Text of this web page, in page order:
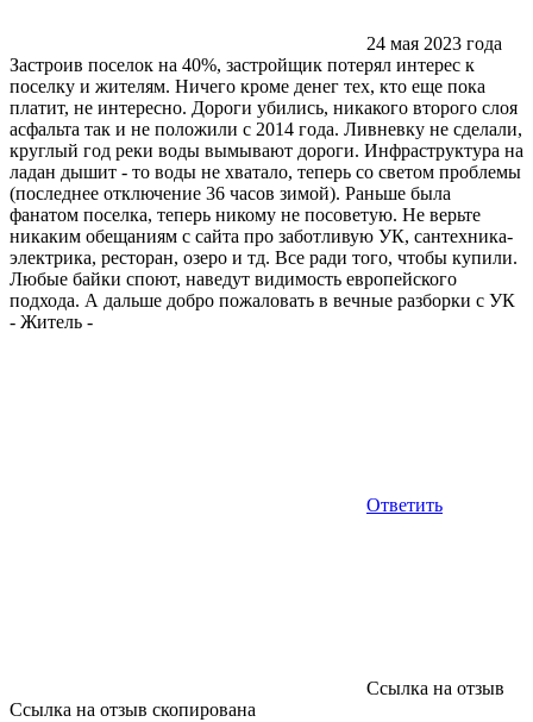
24 мая 2023 года
Застроив поселок на 40%, застройщик потерял интерес к
поселку и жителям. Ничего кроме денег тех, кто еще пока
платит, не интересно. Дороги убились, никакого второго слоя
асфальта так и не положили с 2014 года. Ливневку не сделали,
круглый год реки воды вымывают дороги. Инфраструктура на
ладан дышит - то воды не хватало, теперь со светом проблемы
(последнее отключение 36 часов зимой). Раньше была
фанатом поселка, теперь никому не посоветую. Не верьте
никаким обещаниям с сайта про заботливую УК, сантехника-
электрика, ресторан, озеро и тд. Все ради того, чтобы купили.
Любые байки споют, наведут видимость европейского
подхода. А дальше добро пожаловать в вечные разборки с УК
- Житель -
Ответить
Ссылка на отзыв
Ссылка на отзыв скопирована